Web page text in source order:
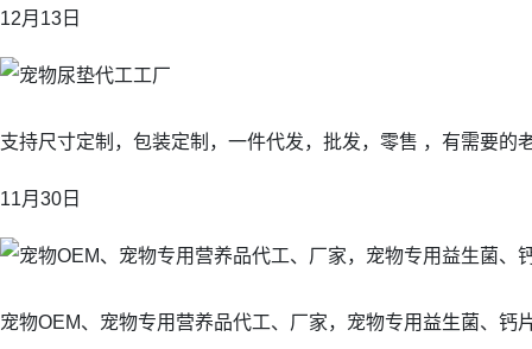
12月13日
支持尺寸定制，包装定制，一件代发，批发，零售 ，有需要的
11月30日
宠物OEM、宠物专用营养品代工、厂家，宠物专用益生菌、钙